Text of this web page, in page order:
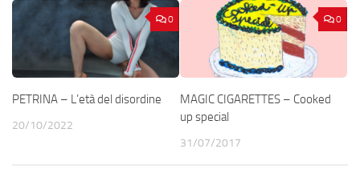
0
PETRINA – L’età del disordine
20/10/2022
0
MAGIC CIGARETTES – Cooked
up special
31/07/2017